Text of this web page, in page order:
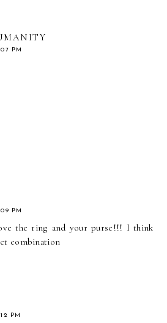
PM
PM
the ring and your purse!!! I think
combination
PM